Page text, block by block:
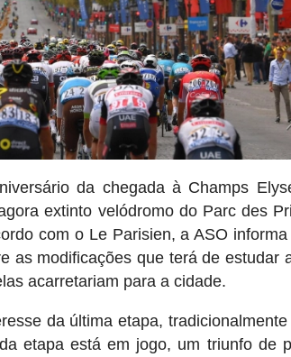
da chegada à Champs
extinto velódromo do Parc des
com o Le Parisien, a ASO
as modificações que terá de estudar
acarretariam para a cidade.
da última etapa,
etapa está em jogo, um triunfo de